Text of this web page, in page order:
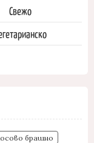
Свежо
брашно